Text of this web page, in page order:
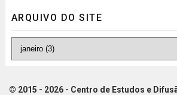
ARQUIVO DO SITE
© 2015 - 2026 - Centro de Estudos e